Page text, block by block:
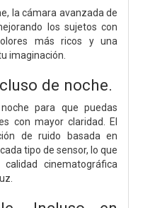
la cámara avanzada de
los sujetos con
más ricos y una
imaginación.
de noche.
para que puedas
con mayor claridad. El
de ruido basada en
tipo de sensor, lo que
cinematográfica